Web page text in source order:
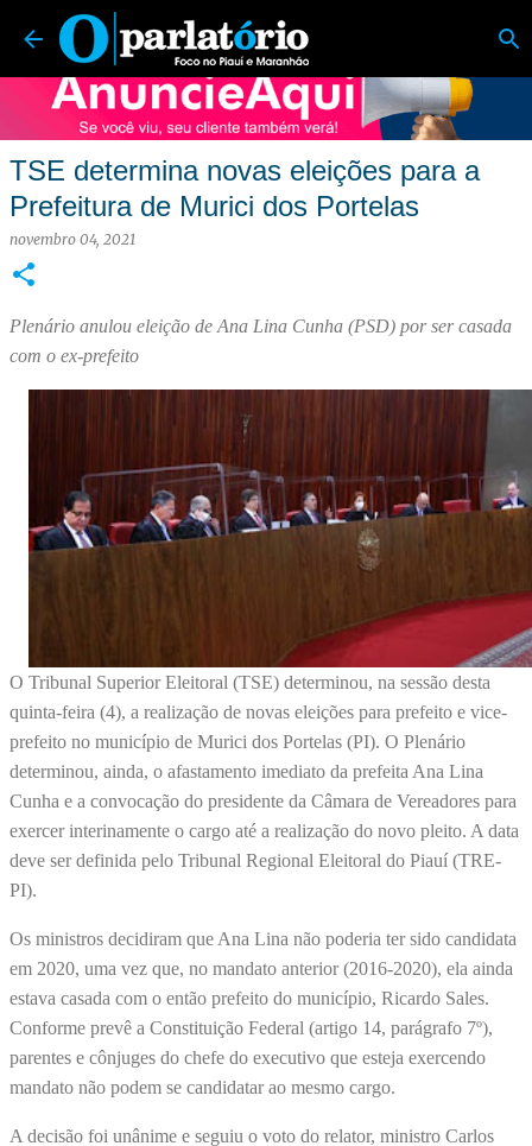
Pular para o conteúdo principal
O Parlatório | Foco no Piauí e Maranhão
TSE determina novas eleições para a
Prefeitura de Murici dos Portelas
novembro 04, 2021
Plenário anulou eleição de Ana Lina Cunha (PSD) por ser casada
com o ex-prefeito
O Tribunal Superior Eleitoral (TSE) determinou, na sessão desta
quinta-feira (4), a realização de novas eleições para prefeito e vice-
prefeito no município de Murici dos Portelas (PI). O Plenário
determinou, ainda, o afastamento imediato da prefeita Ana Lina
Cunha e a convocação do presidente da Câmara de Vereadores para
exercer interinamente o cargo até a realização do novo pleito. A data
deve ser definida pelo Tribunal Regional Eleitoral do Piauí (TRE-
PI).
Os ministros decidiram que Ana Lina não poderia ter sido candidata
em 2020, uma vez que, no mandato anterior (2016-2020), ela ainda
estava casada com o então prefeito do município, Ricardo Sales.
Conforme prevê a Constituição Federal (artigo 14, parágrafo 7º),
parentes e cônjuges do chefe do executivo que esteja exercendo
mandato não podem se candidatar ao mesmo cargo.
A decisão foi unânime e seguiu o voto do relator, ministro Carlos